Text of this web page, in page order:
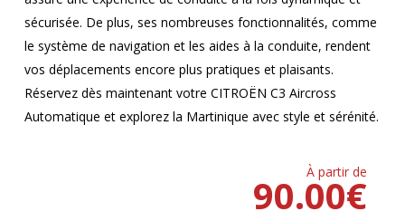
sécurisée. De plus, ses nombreuses fonctionnalités, comme
le système de navigation et les aides à la conduite, rendent
vos déplacements encore plus pratiques et plaisants.
Réservez dès maintenant votre CITROËN C3 Aircross
Automatique et explorez la Martinique avec style et sérénité.
À partir de
€
90.00